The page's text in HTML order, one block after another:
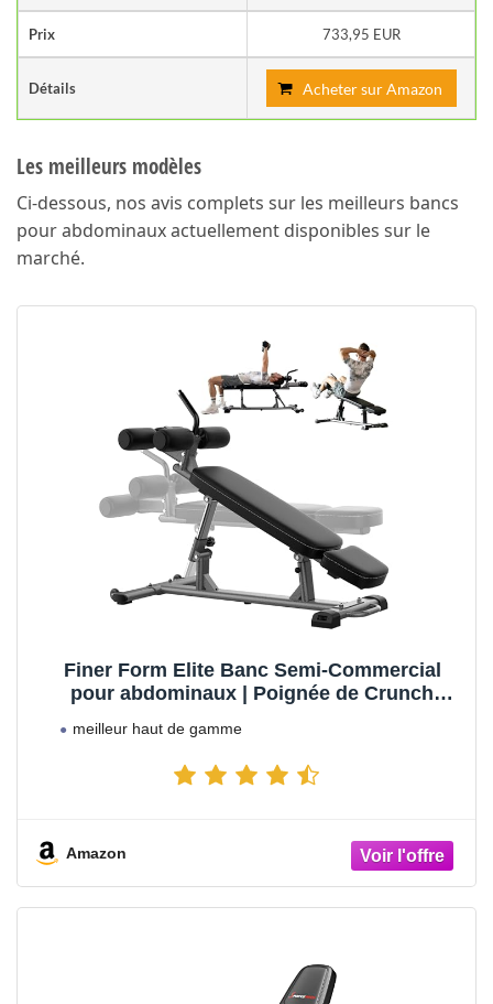
Prix 733,95 EUR
Détails Acheter sur Amazon
Les meilleurs modèles
Ci-dessous, nos avis complets sur les meilleurs bancs
pour abdominaux actuellement disponibles sur le
marché.
Finer Form Elite Banc Semi-Commercial
pour abdominaux | Poignée de Crunch
Crunch inversé et déclinaison avec 4
réglages de Hauteur réglables
meilleur haut de gamme
Amazon